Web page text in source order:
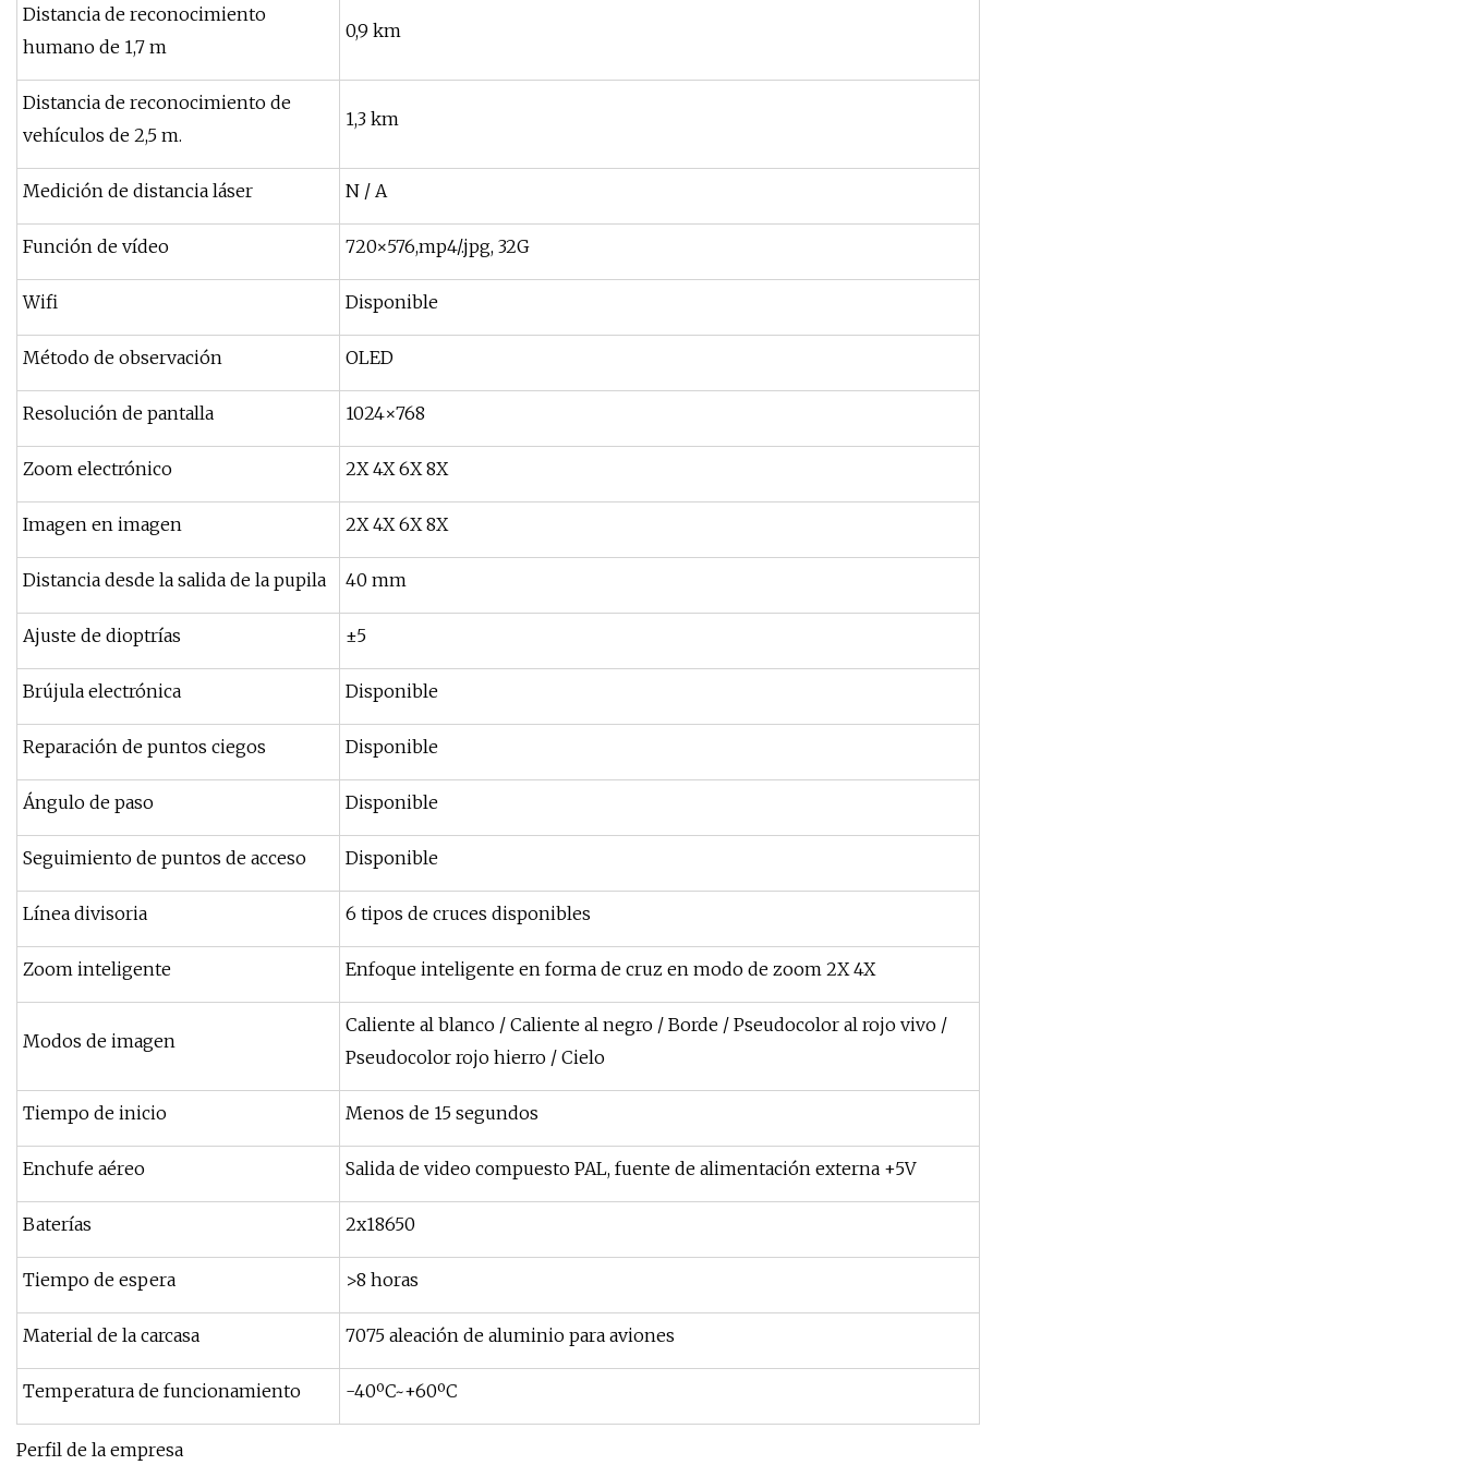
Distancia de reconocimiento
humano de 1,7 m
0,9 km
Distancia de reconocimiento de
vehículos de 2,5 m.
1,3 km
Medición de distancia láser N / A
Función de vídeo 720×576,mp4/.jpg, 32G
Wifi Disponible
Método de observación OLED
Resolución de pantalla 1024×768
Zoom electrónico 2X 4X 6X 8X
Imagen en imagen 2X 4X 6X 8X
Distancia desde la salida de la pupila 40 mm
Ajuste de dioptrías ±5
Brújula electrónica Disponible
Reparación de puntos ciegos Disponible
Ángulo de paso Disponible
Seguimiento de puntos de acceso Disponible
Línea divisoria 6 tipos de cruces disponibles
Zoom inteligente Enfoque inteligente en forma de cruz en modo de zoom 2X 4X
Modos de imagen
Caliente al blanco / Caliente al negro / Borde / Pseudocolor al rojo vivo /
Pseudocolor rojo hierro / Cielo
Tiempo de inicio Menos de 15 segundos
Enchufe aéreo Salida de video compuesto PAL, fuente de alimentación externa +5V
Baterías 2x18650
Tiempo de espera >8 horas
Material de la carcasa 7075 aleación de aluminio para aviones
Temperatura de funcionamiento -40ºC~+60ºC
Perfil de la empresa